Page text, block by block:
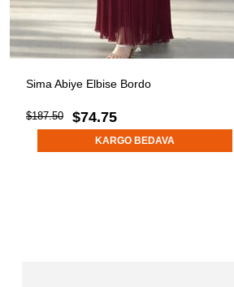
Sima Abiye Elbise Bordo
$74.75
$187.50
KARGO BEDAVA